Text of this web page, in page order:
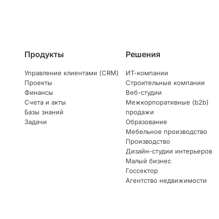
Продукты
Управление клиентами (CRM)
Проекты
Финансы
Счета и акты
Базы знаний
Задачи
Решения
ИТ-компании
Строительные компании
Веб-студии
Межкорпоративные (b2b)
продажи
Образование
Мебельное производство
Производство
Дизайн-студии интерьеров
Малый бизнес
Госсектор
Агентство недвижимости